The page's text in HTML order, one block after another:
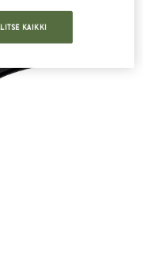
KAIKKI